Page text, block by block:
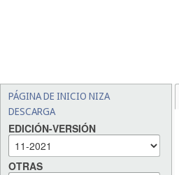
PÁGINA DE INICIO NIZA
DESCARGA
EDICIÓN-VERSIÓN
OTRAS